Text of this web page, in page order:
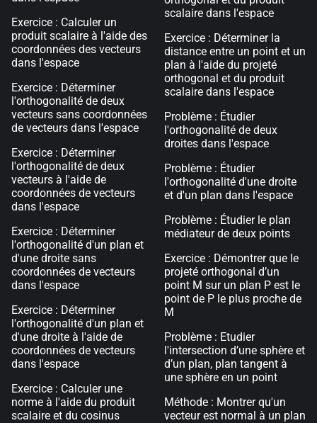
Exercice : Calculer un
produit scalaire à l'aide des
coordonnées des vecteurs
dans l'espace
Exercice : Déterminer
l'orthogonalité de deux
vecteurs sans coordonnées
de vecteurs dans l'espace
Exercice : Déterminer
l'orthogonalité de deux
vecteurs à l'aide de
coordonnées de vecteurs
dans l'espace
Exercice : Déterminer
l'orthogonalité d'un plan et
d'une droite sans
coordonnées de vecteurs
dans l'espace
Exercice : Déterminer
l'orthogonalité d'un plan et
d'une droite à l'aide de
coordonnées de vecteurs
dans l'espace
Exercice : Calculer une
norme à l'aide du produit
scalaire et du cosinus
scalaire dans l'espace
Exercice : Déterminer la
distance entre un point et un
plan à l'aide du projeté
orthogonal et du produit
scalaire dans l'espace
Problème : Étudier
l'orthogonalité de deux
droites dans l'espace
Problème : Étudier
l'orthogonalité d'une droite
et d'un plan dans l'espace
Problème : Étudier le plan
médiateur de deux points
Exercice : Démontrer que le
projeté orthogonal d’un
point M sur un plan P est le
point de P le plus proche de
M
Problème : Etudier
l'intersection d’une sphère et
d’un plan, plan tangent à
une sphère en un point
Méthode : Montrer qu'un
vecteur est normal à un plan